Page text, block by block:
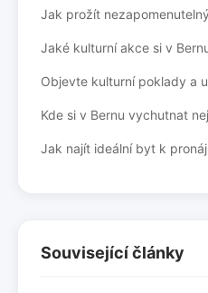
Jak prožít
Jaké kulturní akce si v
Objevte kulturní poklady a
Kde si v Bernu vychutnat
Jak najít ideální byt k
Související články